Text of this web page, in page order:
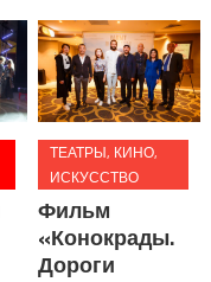
ТЕАТРЫ, КИНО,
ИСКУССТВО
Фильм
«Конокрады.
Дороги